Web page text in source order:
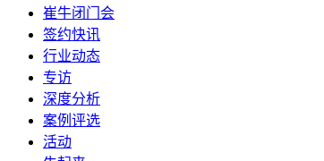
崔牛闭门会
签约快讯
行业动态
专访
深度分析
案例评选
活动